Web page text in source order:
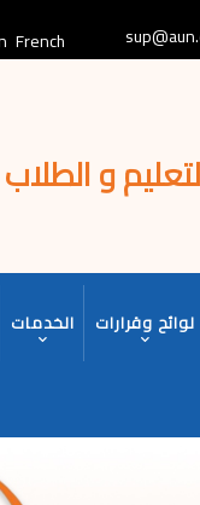
French
و الطلاب
لوائح وقرارات الخدمات